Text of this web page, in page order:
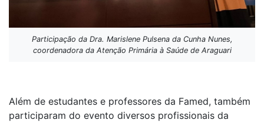
Participação da Dra. Marislene Pulsena da Cunha Nunes,
coordenadora da Atenção Primária à Saúde de Araguari
Além de estudantes e professores da Famed, também
participaram do evento diversos profissionais da